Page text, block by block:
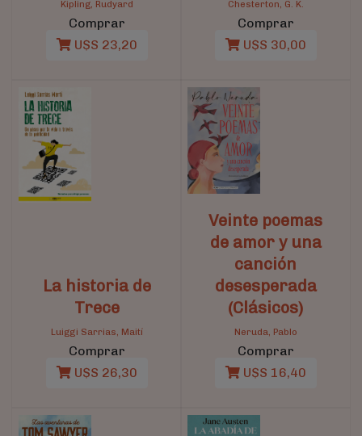
Kipling, Rudyard
Comprar
U$S 23,20
Chesterton, G. K.
Comprar
U$S 30,00
La historia de
Trece
Luiggi Sarrias, Maití
Comprar
U$S 26,30
Veinte poemas
de amor y una
canción
desesperada
(Clásicos)
Neruda, Pablo
Comprar
U$S 16,40